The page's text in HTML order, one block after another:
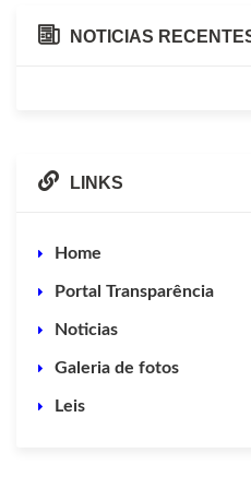
NOTICIAS
LINKS
Home
Portal Transparência
Noticias
Galeria de fotos
Leis